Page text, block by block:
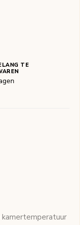
TE
kamertemperatuur